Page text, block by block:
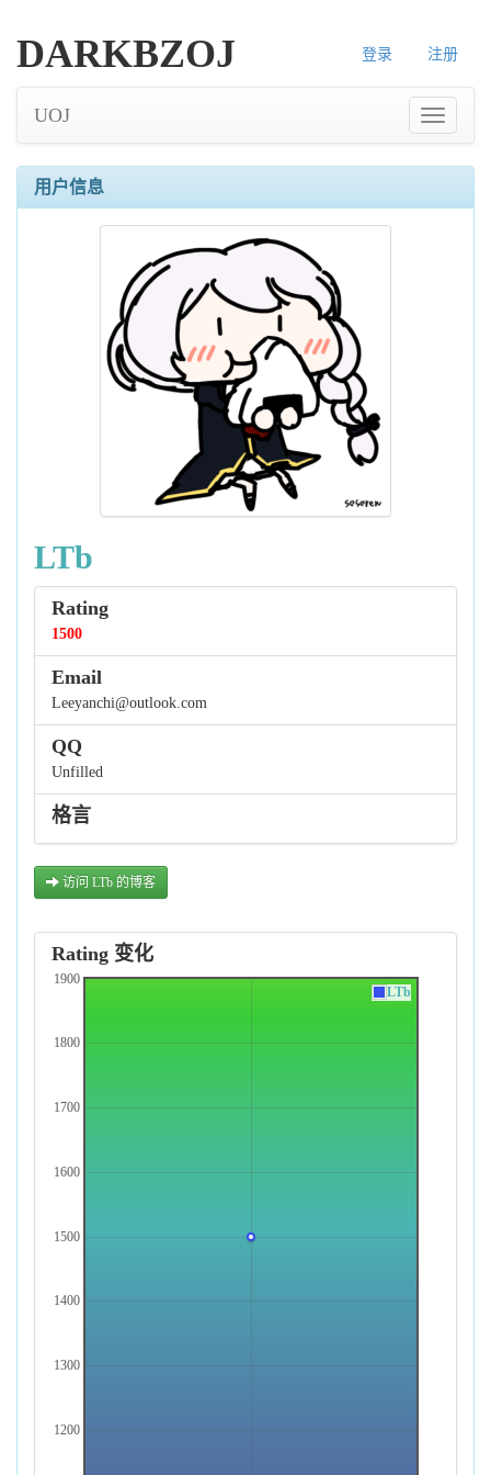
登录 注册
DARKBZOJ
UOJ
用户信息
LTb
Rating
1500
Email
Leeyanchi@outlook.com
QQ
Unfilled
格言
访问 LTb 的博客
Rating 变化
1200
1300
1400
1500
1600
1700
1800
1900
LTb